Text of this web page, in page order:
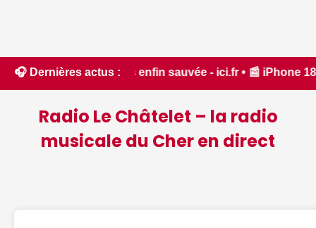
🎧 Dernières actus :
fiefs enfin sauvée - ici.fr • 📰 iPhone 18 Pro : il
Radio Le Châtelet – la radio
musicale du Cher en direct